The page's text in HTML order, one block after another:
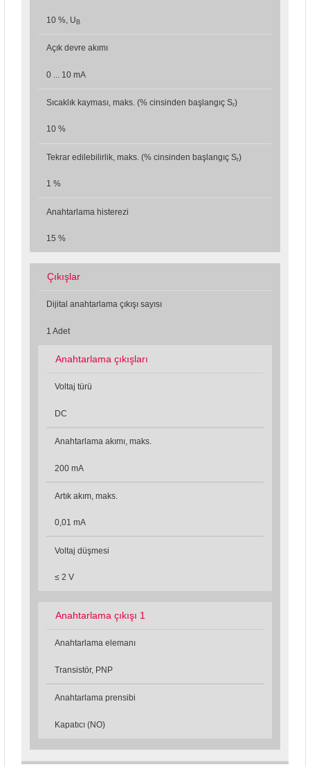
10 %, U B
Açık devre akımı
0 ... 10 mA
Sıcaklık kayması, maks. (% cinsinden başlangıç Sr)
10 %
Tekrar edilebilirlik, maks. (% cinsinden başlangıç Sr)
1 %
Anahtarlama histerezi
15 %
Çıkışlar
Dijital anahtarlama çıkışı sayısı
1 Adet
Anahtarlama çıkışları
Voltaj türü
DC
Anahtarlama akımı, maks.
200 mA
Artık akım, maks.
0,01 mA
Voltaj düşmesi
≤ 2 V
Anahtarlama çıkışı 1
Anahtarlama elemanı
Transistör, PNP
Anahtarlama prensibi
Kapatıcı (NO)